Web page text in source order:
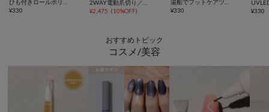
¥330
¥2,475 (10%OFF)
¥330 ¥330
おすすめトピック
コスメ/美容